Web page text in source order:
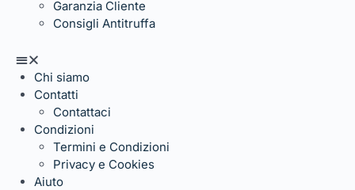
Garanzia Cliente
Consigli Antitruffa
Chi siamo
Contatti
Contattaci
Condizioni
Termini e Condizioni
Privacy e Cookies
Aiuto